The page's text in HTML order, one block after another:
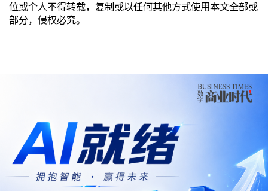
位或个人不得转载，复制或以任何其他方式使用本文全部或
部分，侵权必究。